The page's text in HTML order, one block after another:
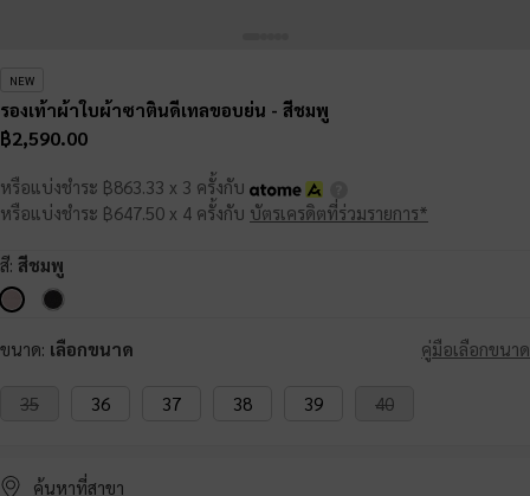
NEW
รองเท้าผ้าใบผ้าซาตินดีเทลขอบย่น - สีชมพู
฿2,590.00
หรือแบ่งชำระ ฿863.33 x 3 ครั้งกับ
หรือแบ่งชำระ ฿647.50 x 4 ครั้งกับ บัตรเครดิตที่ร่วมรายการ*
สี: สีชมพู
ขนาด: เลือกขนาด คู่มือเลือกขนาด
35 36 37 38 39 40
ค้นหาที่สาขา